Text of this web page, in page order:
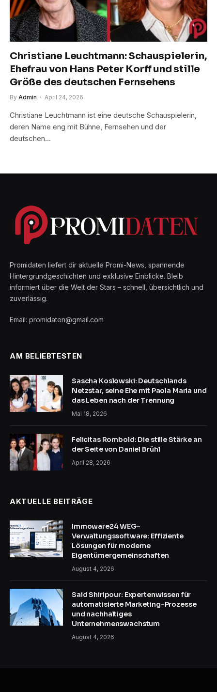
Christiane Leuchtmann: Schauspielerin,
Ehefrau von Hans Peter Korff und stille
Größe des deutschen Fernsehens
By Admin April 24, 2026
Christiane Leuchtmann ist eine deutsche Schauspielerin,
deren Name eng mit Bühne, Fernsehen und der
deutschen…
Promidaten liefert dir aktuelle Promi-News, spannende
Hintergrundgeschichten und exklusive Einblicke. Bleib
informiert über die Welt der Stars – schnell, übersichtlich und
zuverlässig.
Email: promidaten@gmail.com
AM BELIEBTESTEN
Sascha Koslowski: Deutschlands
Netzstar, seine Ehe mit Paola Maria und
das Leben nach der Trennung
Mai 18, 2026
Felicitas Rombold: Die stille Stärke an
der Seite von Daniel Brühl
April 28, 2026
AKTUELLE BEITRÄGE
Immoware24 WEG-
Verwaltungssoftware: Effiziente
Lösungen für moderne
Eigentümergemeinschaften
August 4, 2026
Said Shiripour: Expertenwissen für
automatisierte Marketing-Prozesse
und nachhaltiges
Unternehmenswachstum
August 4, 2026